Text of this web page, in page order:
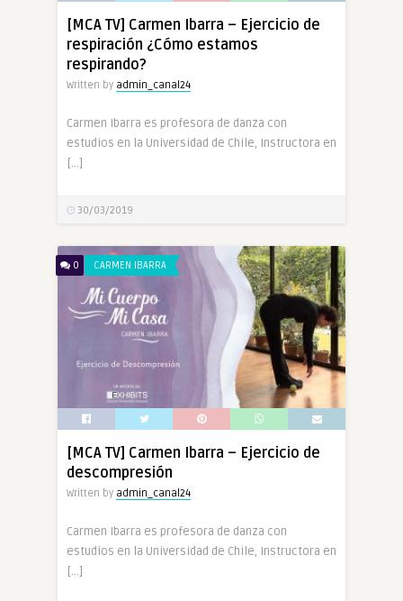
[MCA TV] Carmen Ibarra – Ejercicio de
respiración ¿Cómo estamos
respirando?
Written by admin_canal24
Carmen Ibarra es profesora de danza con
estudios en la Universidad de Chile, Instructora en
[…]
30/03/2019
0 CARMEN IBARRA
[MCA TV] Carmen Ibarra – Ejercicio de
descompresión
Written by admin_canal24
Carmen Ibarra es profesora de danza con
estudios en la Universidad de Chile, Instructora en
[…]